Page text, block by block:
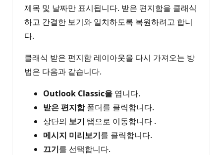
제목 및 날짜만 표시됩니다. 받은 편지함을 클래식
하고 간결한 보기와 일치하도록 복원하려고 합니
다.
클래식 받은 편지함 레이아웃을 다시 가져오는 방
법은 다음과 같습니다.
Outlook Classic을 엽니다.
받은 편지함폴더를 클릭합니다.
상단의 보기 탭으로 이동합니다 .
메시지 미리보기를 클릭합니다.
끄기를 선택합니다.